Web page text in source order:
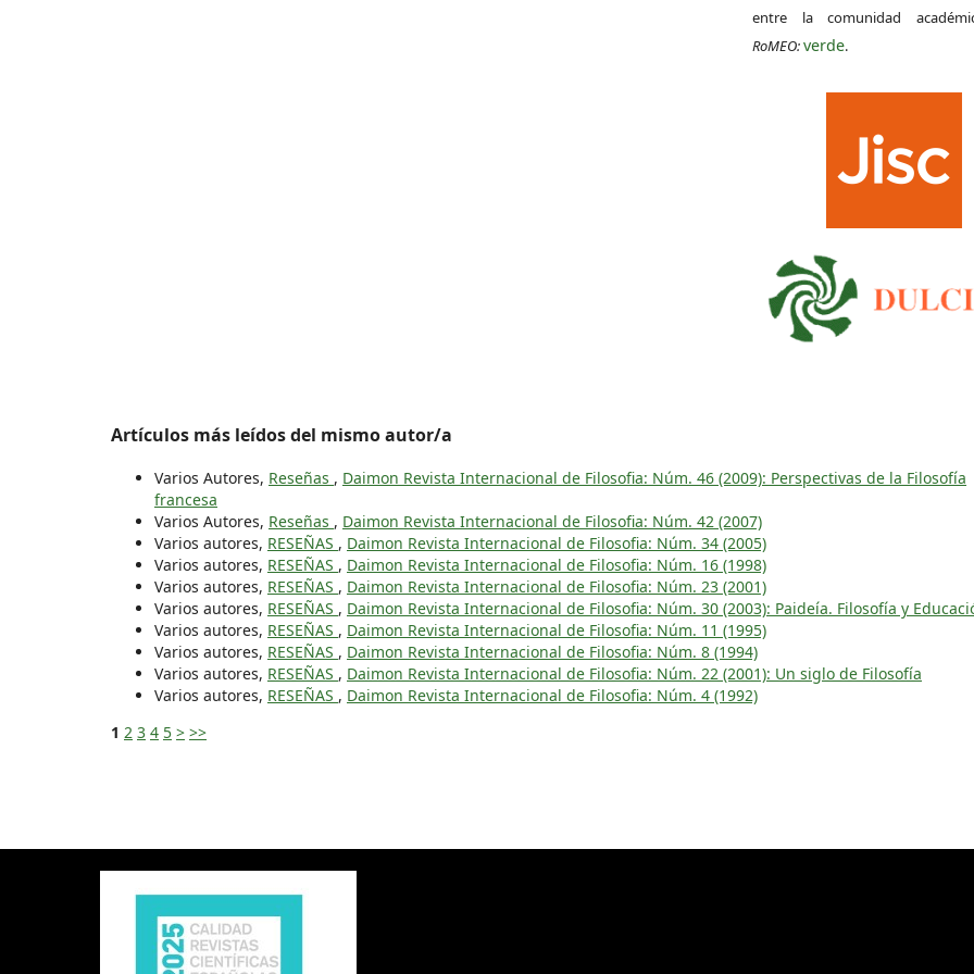
entre la comunidad
RoMEO:verde.
Artículos más leídos del mismo autor/a
Varios Autores, Reseñas , Daimon Revista Internacional de Filosofia: Núm. 46 (2009): Perspectivas de la Filosofía
francesa
Varios Autores, Reseñas , Daimon Revista Internacional de Filosofia: Núm. 42 (2007)
Varios autores, RESEÑAS , Daimon Revista Internacional de Filosofia: Núm. 34 (2005)
Varios autores, RESEÑAS , Daimon Revista Internacional de Filosofia: Núm. 16 (1998)
Varios autores, RESEÑAS , Daimon Revista Internacional de Filosofia: Núm. 23 (2001)
Varios autores, RESEÑAS , Daimon Revista Internacional de Filosofia: Núm. 30 (2003): Paideía. Filosofía y
Varios autores, RESEÑAS , Daimon Revista Internacional de Filosofia: Núm. 11 (1995)
Varios autores, RESEÑAS , Daimon Revista Internacional de Filosofia: Núm. 8 (1994)
Varios autores, RESEÑAS , Daimon Revista Internacional de Filosofia: Núm. 22 (2001): Un siglo de Filosofía
Varios autores, RESEÑAS , Daimon Revista Internacional de Filosofia: Núm. 4 (1992)
1 2 3 4 5 > >>